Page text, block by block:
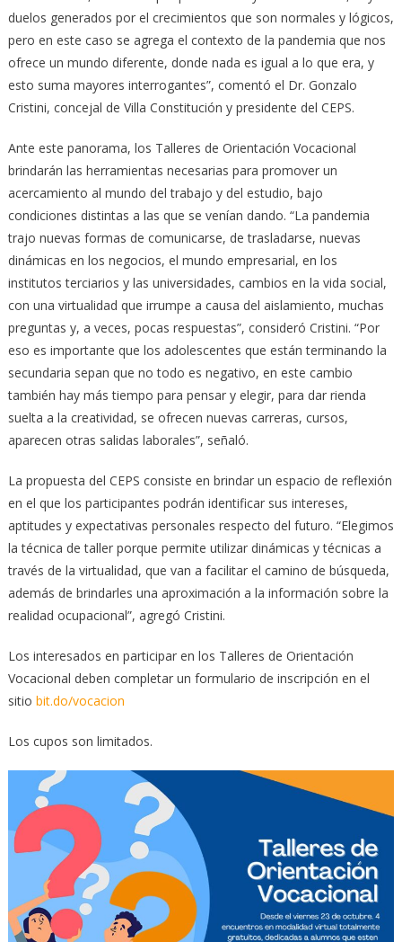
duelos generados por el crecimientos que son normales y lógicos,
pero en este caso se agrega el contexto de la pandemia que nos
ofrece un mundo diferente, donde nada es igual a lo que era, y
esto suma mayores interrogantes”, comentó el Dr. Gonzalo
Cristini, concejal de Villa Constitución y presidente del CEPS.
Ante este panorama, los Talleres de Orientación Vocacional
brindarán las herramientas necesarias para promover un
acercamiento al mundo del trabajo y del estudio, bajo
condiciones distintas a las que se venían dando. “La pandemia
trajo nuevas formas de comunicarse, de trasladarse, nuevas
dinámicas en los negocios, el mundo empresarial, en los
institutos terciarios y las universidades, cambios en la vida social,
con una virtualidad que irrumpe a causa del aislamiento, muchas
preguntas y, a veces, pocas respuestas”, consideró Cristini. “Por
eso es importante que los adolescentes que están terminando la
secundaria sepan que no todo es negativo, en este cambio
también hay más tiempo para pensar y elegir, para dar rienda
suelta a la creatividad, se ofrecen nuevas carreras, cursos,
aparecen otras salidas laborales”, señaló.
La propuesta del CEPS consiste en brindar un espacio de reflexión
en el que los participantes podrán identificar sus intereses,
aptitudes y expectativas personales respecto del futuro. “Elegimos
la técnica de taller porque permite utilizar dinámicas y técnicas a
través de la virtualidad, que van a facilitar el camino de búsqueda,
además de brindarles una aproximación a la información sobre la
realidad ocupacional”, agregó Cristini.
Los interesados en participar en los Talleres de Orientación
Vocacional deben completar un formulario de inscripción en el
sitio bit.do/vocacion
Los cupos son limitados.